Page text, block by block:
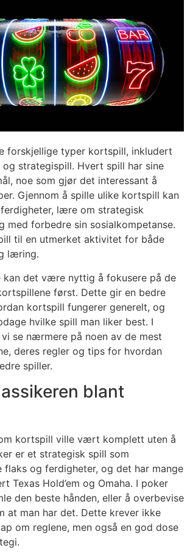
forskjellige typer kortspill, inkludert
strategispill. Hvert spill har sine
noe som gjør det interessant å
Gjennom å spille ulike kortspill kan
lære om strategisk
med forbedre sin sosialkompetanse.
til en utmerket aktivitet for både
læring.
kan det være nyttig å fokusere på de
først. Dette gir en bedre
kortspill fungerer generelt, og
hvilke spill man liker best. I
se nærmere på noen av de mest
deres regler og tips for hvordan
spiller.
blant
kortspill ville vært komplett uten å
er et strategisk spill som
flaks og ferdigheter, og det har mange
Texas Hold’em og Omaha. I poker
den beste hånden, eller å overbevise
at man har det. Dette krever ikke
om reglene, men også en god dose